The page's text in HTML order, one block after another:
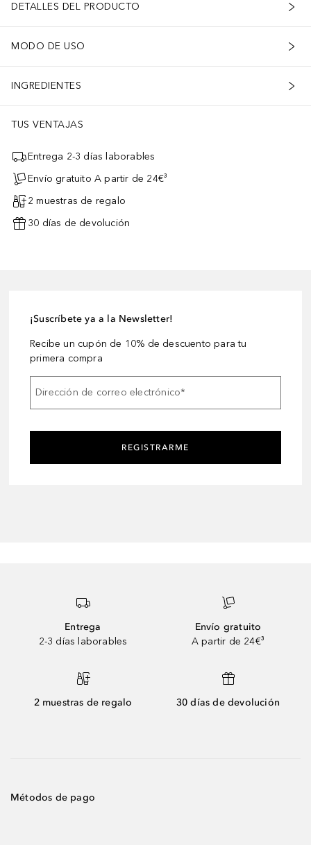
DETALLES DEL PRODUCTO
MODO DE USO
INGREDIENTES
TUS VENTAJAS
Entrega 2-3 días laborables
Envío gratuito A partir de 24€³
2 muestras de regalo
30 días de devolución
¡Suscríbete ya a la Newsletter!
Recibe un cupón de 10% de descuento para tu
primera compra
Dirección de correo electrónico*
REGISTRARME
Entrega
2-3 días laborables
Envío gratuito
A partir de 24€³
2 muestras de regalo 30 días de devolución
Métodos de pago